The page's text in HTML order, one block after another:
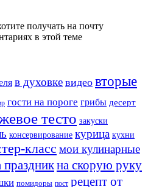
получать на почту
в этой теме
в духовке видео вторые
гости на пороге грибы десерт
тесто закуски
консервирование курица кухни
класс мои кулинарные
праздникна скорую руку
помидоры пост рецепт от